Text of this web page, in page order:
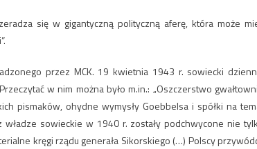
się w gigantyczną polityczną aferę, która może
przez MCK. 19 kwietnia 1943 r. sowiecki
w nim można było m.in.: „Oszczerstwo
pismaków, ohydne wymysły Goebbelsa i spółki na
sowieckie w 1940 r. zostały podchwycone nie
kręgi rządu generała Sikorskiego (…) Polscy